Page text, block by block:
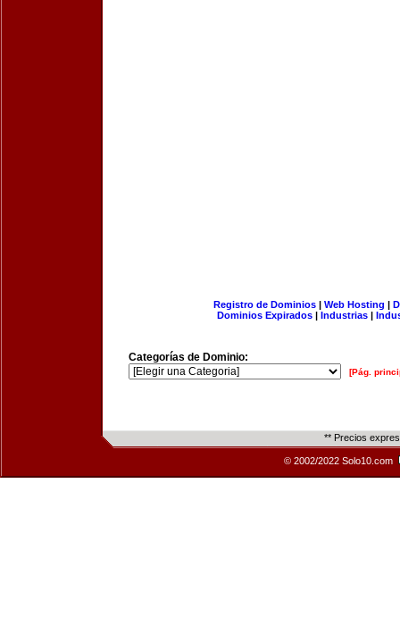
Registro de Dominios| Web Hosting |
Dominios Expirados | Industrias |
Categorías de Dominio:
[Pág.
** Precios
© 2002/2022 Solo10.com